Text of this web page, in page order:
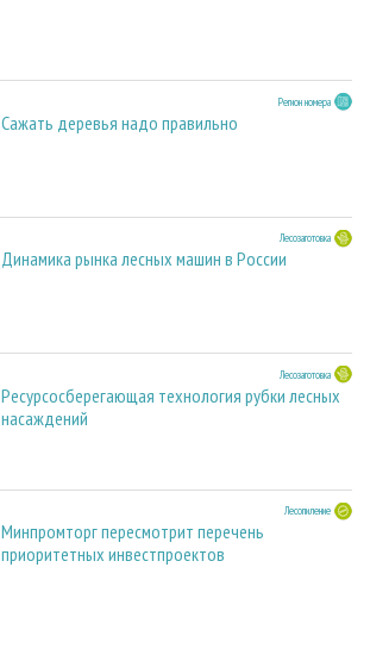
Регион номера
Сажать деревья надо правильно
Лесозаготовка
Динамика рынка лесных машин в России
Лесозаготовка
Ресурсосберегающая технология рубки лесных
насаждений
Лесопиление
Минпромторг пересмотрит перечень
приоритетных инвестпроектов